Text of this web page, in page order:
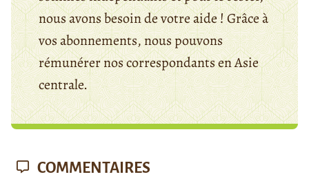
nous avons besoin de votre aide ! Grâce à
vos abonnements, nous pouvons
rémunérer nos correspondants en Asie
centrale.
COMMENTAIRES